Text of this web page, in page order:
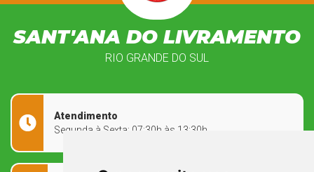
SANT'ANA DO LIVRAMENTO
RIO GRANDE DO SUL
Atendimento
Segunda à Sexta: 07:30h às 13:30h